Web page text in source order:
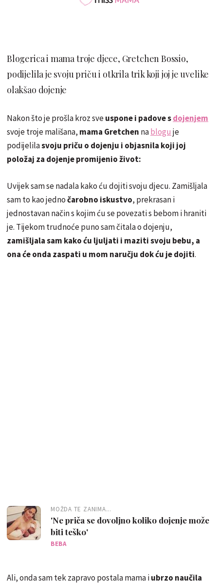
Blogerica i mama troje djece, Gretchen Bossio,
podijelila je svoju priču i otkrila trik koji joj je uvelike
olakšao dojenje
Nakon što je prošla kroz sveuspone i padove sdojenjem
svoje troje mališana, mama Gretchen nablogu je
podijelilasvoju priču o dojenju i objasnila koji joj
položaj za dojenje promijenio život:
Uvijek sam se nadala kako ću dojiti svoju djecu. Zamišljala
sam to kao jednočarobno iskustvo, prekrasan i
jednostavan način s kojim ću se povezati s bebom i hraniti
je. Tijekom trudnoće puno sam čitala o dojenju,
zamišljala sam kako ću ljuljati i maziti svoju bebu, a
ona će onda zaspati u mom naručju dok ću je dojiti.
MOŽDA TE ZANIMA...
'Ne priča se dovoljno koliko dojenje može
biti teško'
BEBA
Ali, onda sam tek zapravo postala mama iubrzo naučila